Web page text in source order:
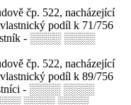
čp. 522, nacházející
podíl k 71/756
- ░░░░ ░░░░
čp. 522, nacházející
podíl k 89/756
- ░░░░ ░░░░
░░░░ ░░░░